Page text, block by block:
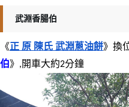
武淵香腸伯
《正 原 陳氏 武淵蔥油餅》換
伯 》,開車大約2分鐘